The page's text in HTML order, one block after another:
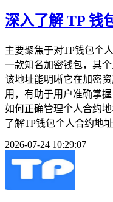
深入了解 TP 钱
主要聚焦于对TP钱包个
一款知名加密钱包，其
该地址能明晰它在加密
用，有助于用户准确掌
如何正确管理个人合约
了解TP钱包个人合约地
2026-07-24 10:29:07